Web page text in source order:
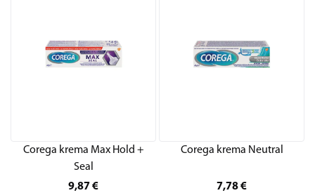
Corega krema Max Hold +
Seal
9,87 €
Corega krema Neutral
7,78€